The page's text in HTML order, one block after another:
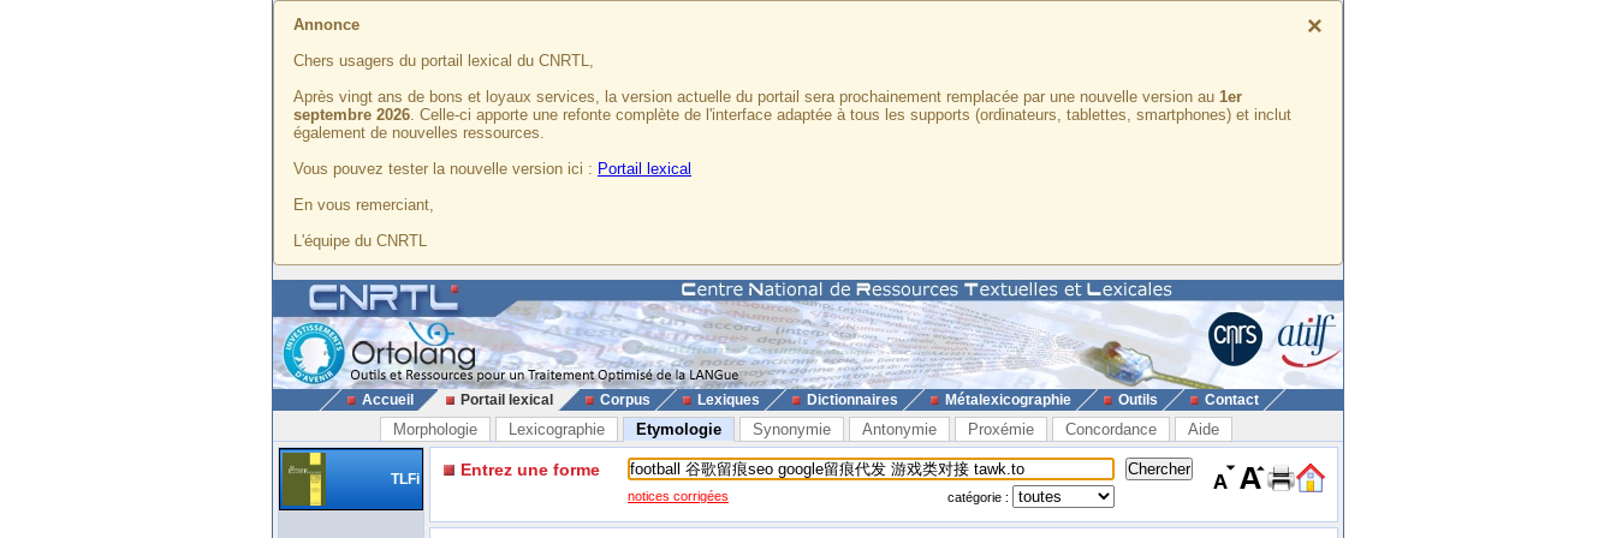
×
Annonce
Chers usagers du portail lexical du CNRTL,
Après vingt ans de bons et loyaux services, la version actuelle du portail sera prochainement remplacée par une nouvelle version au 1er
septembre 2026. Celle-ci apporte une refonte complète de l'interface adaptée à tous les supports (ordinateurs, tablettes, smartphones) et inclut
également de nouvelles ressources.
Vous pouvez tester la nouvelle version ici : Portail lexical
En vous remerciant,
L'équipe du CNRTL
Accueil Portail lexical Corpus Lexiques Dictionnaires Métalexicographie Outils Contact
Morphologie Lexicographie Etymologie Synonymie Antonymie Proxémie Concordance Aide
TLFi Entrez une forme
notices corrigées catégorie :